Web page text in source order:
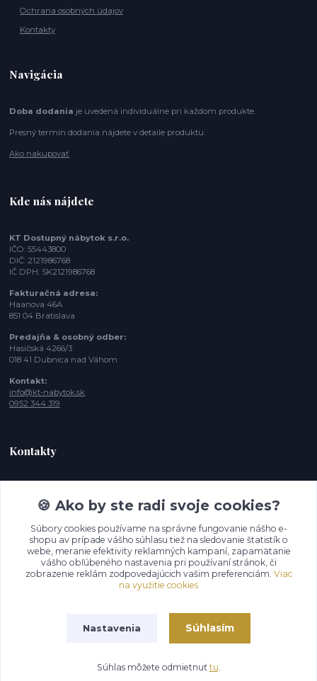
Ochrana osobných údajov
Kontakty
Navigácia
Doba dodania je uvedená individuálne pri každom produkte.
Presný termín dodania nájdete v detaile produktu.
Ako nakupovať
Kde nás nájdete
KT Dostupný nábytok s.r.o.
IČO: 55443800
DIČ: 2121986768
IČ DPH: SK2121986768
Fakturačná adresa:
Haanova 46A
851 04 Bratislava
Predajňa & osobný odber:
Hasičská 4266/3
018 41 Dubnica nad Váhom
Kontakt:
info@kt-nabytok.sk
0952 344 319
Kontakty
+421 952 344 319
(Po-Pia - 10:00 -15:00 hod. , So-Ne 11:00- 17:00
info@kt-nabytok.sk
Vytvorené na
Eshop-rychlo.sk
🍪 Ako by ste radi svoje cookies?
Súbory cookies používame na správne fungovanie nášho e-
shopu av prípade vášho súhlasu tiež na sledovanie štatistík o
webe, meranie efektivity reklamných kampaní, zapamätanie
vášho obľúbeného nastavenia pri používaní stránok, či
zobrazenie reklám zodpovedajúcich vašim preferenciám. Viac
na využitie cookies
Nastavenia Súhlasím
Súhlas môžete odmietnuť tu